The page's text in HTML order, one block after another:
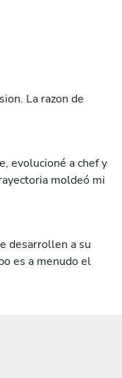
La razon de
evolucioné a chef y
moldeó mi
desarrollen a su
es a menudo el